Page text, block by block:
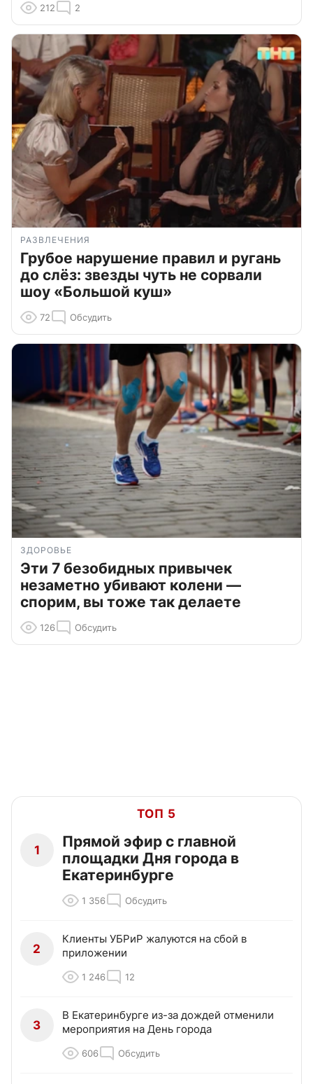
212 2
РАЗВЛЕЧЕНИЯ
Грубое нарушение правил и ругань
до слёз: звезды чуть не сорвали
шоу «Большой куш»
72 Обсудить
ЗДОРОВЬЕ
Эти 7 безобидных привычек
незаметно убивают колени —
спорим, вы тоже так делаете
126 Обсудить
ТОП 5
1
Прямой эфир с главной
площадки Дня города в
Екатеринбурге
1 356 Обсудить
2
Клиенты УБРиР жалуются на сбой в
приложении
1 246 12
3
В Екатеринбурге из-за дождей отменили
мероприятия на День города
606 Обсудить